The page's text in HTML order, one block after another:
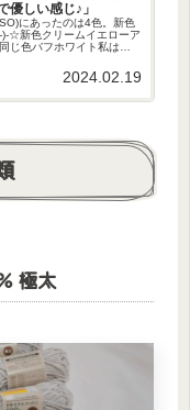
優しい感じ♪」
にあったのは4色。新色
☆新色クリームイエローア
じ色バフホワイト私は新
ローなので、春にピッタ
2024.02.19
極太